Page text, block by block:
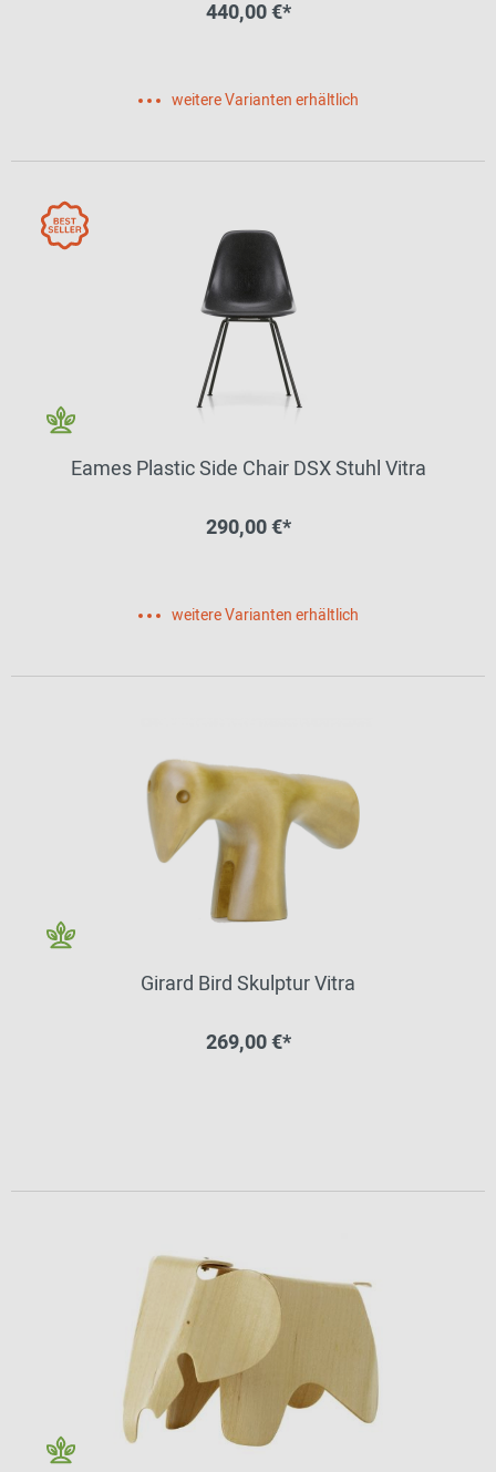
440,00 €*
weitere Varianten erhältlich
Eames Plastic Side Chair DSX Stuhl Vitra
290,00 €*
weitere Varianten erhältlich
Girard Bird Skulptur Vitra
269,00 €*